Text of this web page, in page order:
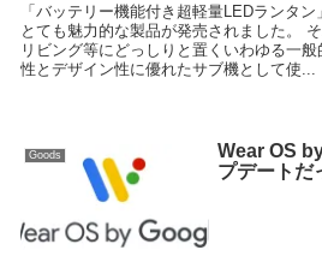
「バッテリー機能付き超軽量LEDランタン
とても魅力的な製品が発売されました。
リビング等にどっしりと置くいわゆる一
性とデザイン性に優れたサブ機として使...
Goods
Wear OS
プデートだ